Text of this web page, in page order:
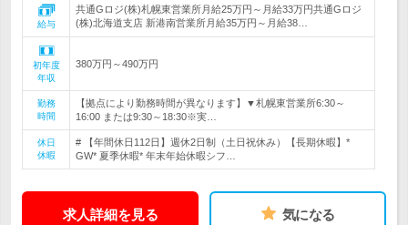
給与
共通Gロジ(株)札幌東営業所月給25万円～月給33万円共通Gロジ
(株)北海道支店 新港南営業所月給35万円～月給38…
初年度
年収
380万円～490万円
勤務
時間
【拠点により勤務時間が異なります】▼札幌東営業所6:30～
16:00 または9:30～18:30※実…
休日
休暇
# 【年間休日112日】週休2日制（土日祝休み）【長期休暇】*
GW* 夏季休暇* 年末年始休暇シフ…
求人詳細を見る 気になる